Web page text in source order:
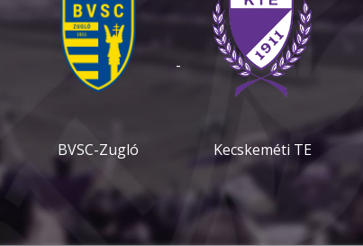
BVSC-Zugló
-
Kecskeméti TE